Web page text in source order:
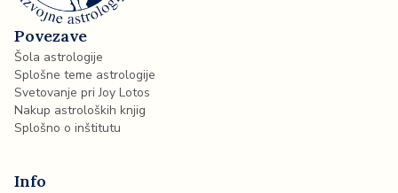
Povezave
Šola astrologije
Splošne teme astrologije
Svetovanje pri Joy Lotos
Nakup astroloških knjig
Splošno o inštitutu
Info